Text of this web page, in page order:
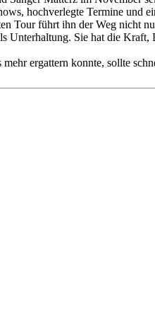
hochverlegte Termine und
Tour führt ihn der Weg nicht
Unterhaltung. Sie hat die
ergattern konnte, sollte